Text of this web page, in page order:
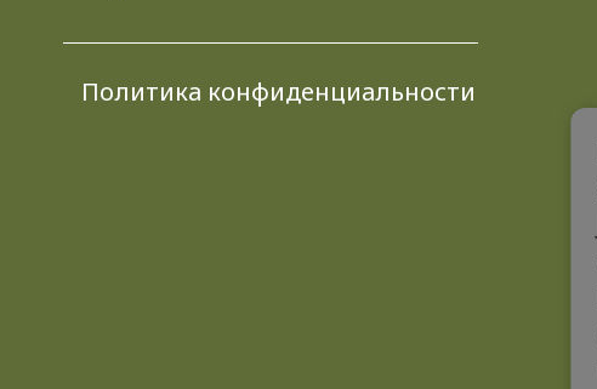
Политика конфиденциальности